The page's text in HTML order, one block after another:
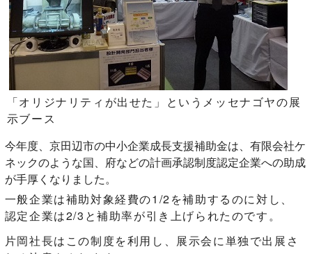
「オリジナリティが出せた」というメッセナゴヤの展
示ブース
今年度、京田辺市の中小企業成長支援補助金は、有限会社ケ
ネックのような国、府などの計画承認制度認定企業への助成
が手厚くなりました。
一般企業は補助対象経費の1/2を補助するのに対し、
認定企業は2/3と補助率が引き上げられたのです。
片岡社長はこの制度を利用し、展示会に単独で出展さ